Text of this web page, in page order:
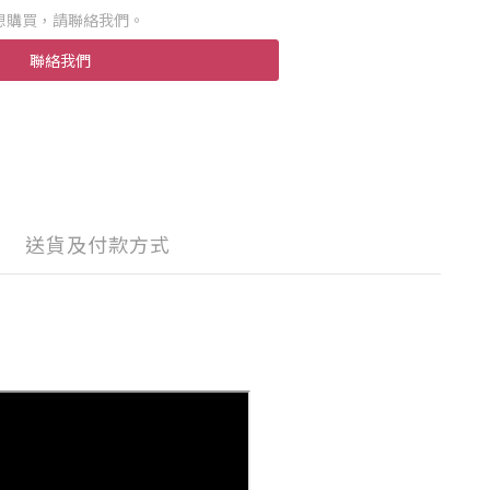
購買，請聯絡我們。
聯絡我們
送貨及付款方式